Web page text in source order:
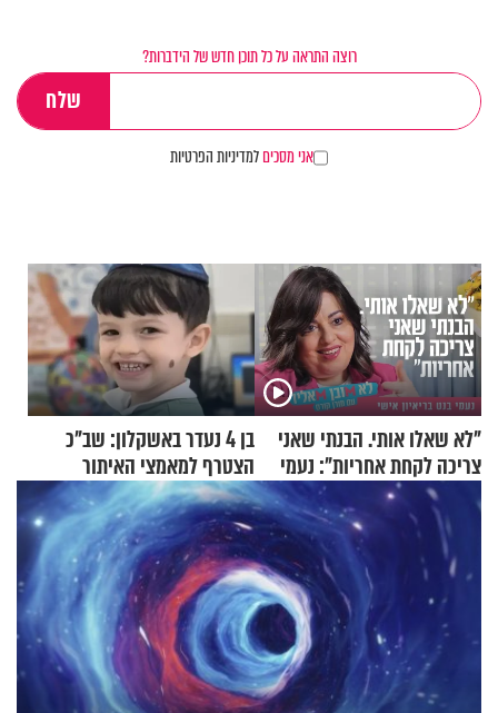
רוצה התראה על כל תוכן חדש של הידברות?
אני מסכיםלמדיניות הפרטיות
"לא שאלו אותי. הבנתי שאני
צריכה לקחת אחריות": נעמי
בנט בריאיון אישי
בן 4 נעדר באשקלון: שב"כ
הצטרף למאמצי האיתור